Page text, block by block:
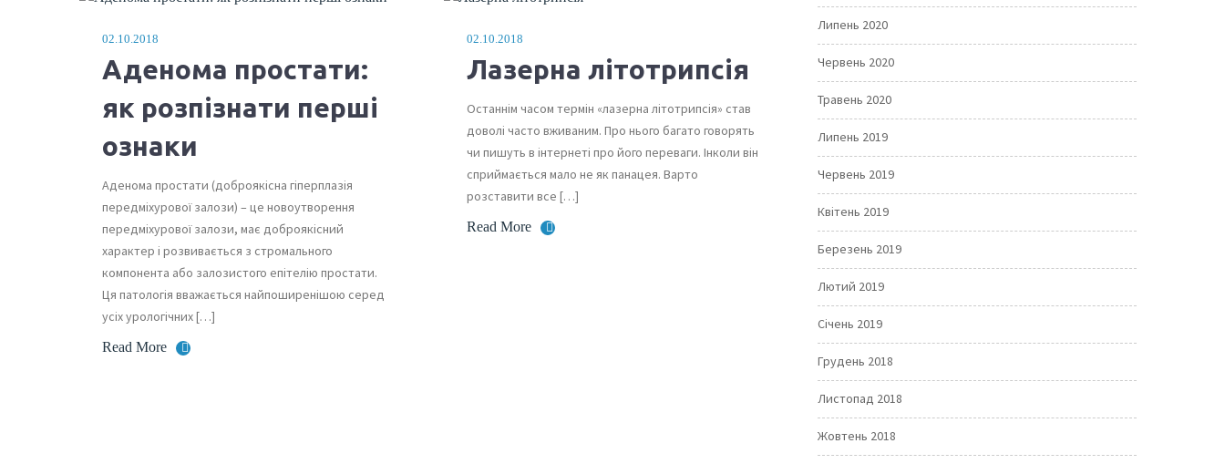
02.10.2018
Аденома простати:
як розпізнати перші
ознаки
Аденома простати (доброякісна гіперплазія
передміхурової залози) – це новоутворення
передміхурової залози, має доброякісний
характер і розвивається з стромального
компонента або залозистого епітелію простати.
Ця патологія вважається найпоширенішою серед
усіх урологічних […]
Read More
02.10.2018
Лазерна літотрипсія
Останнім часом термін «лазерна літотрипсія» став
доволі часто вживаним. Про нього багато говорять
чи пишуть в інтернеті про його переваги. Інколи він
сприймається мало не як панацея. Варто
розставити все […]
Read More
Липень 2020
Червень 2020
Травень 2020
Липень 2019
Червень 2019
Квітень 2019
Березень 2019
Лютий 2019
Січень 2019
Грудень 2018
Листопад 2018
Жовтень 2018